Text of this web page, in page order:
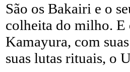
São os Bakairi e o
colheita do milho. E
Kamayura, com
suas lutas rituais, o